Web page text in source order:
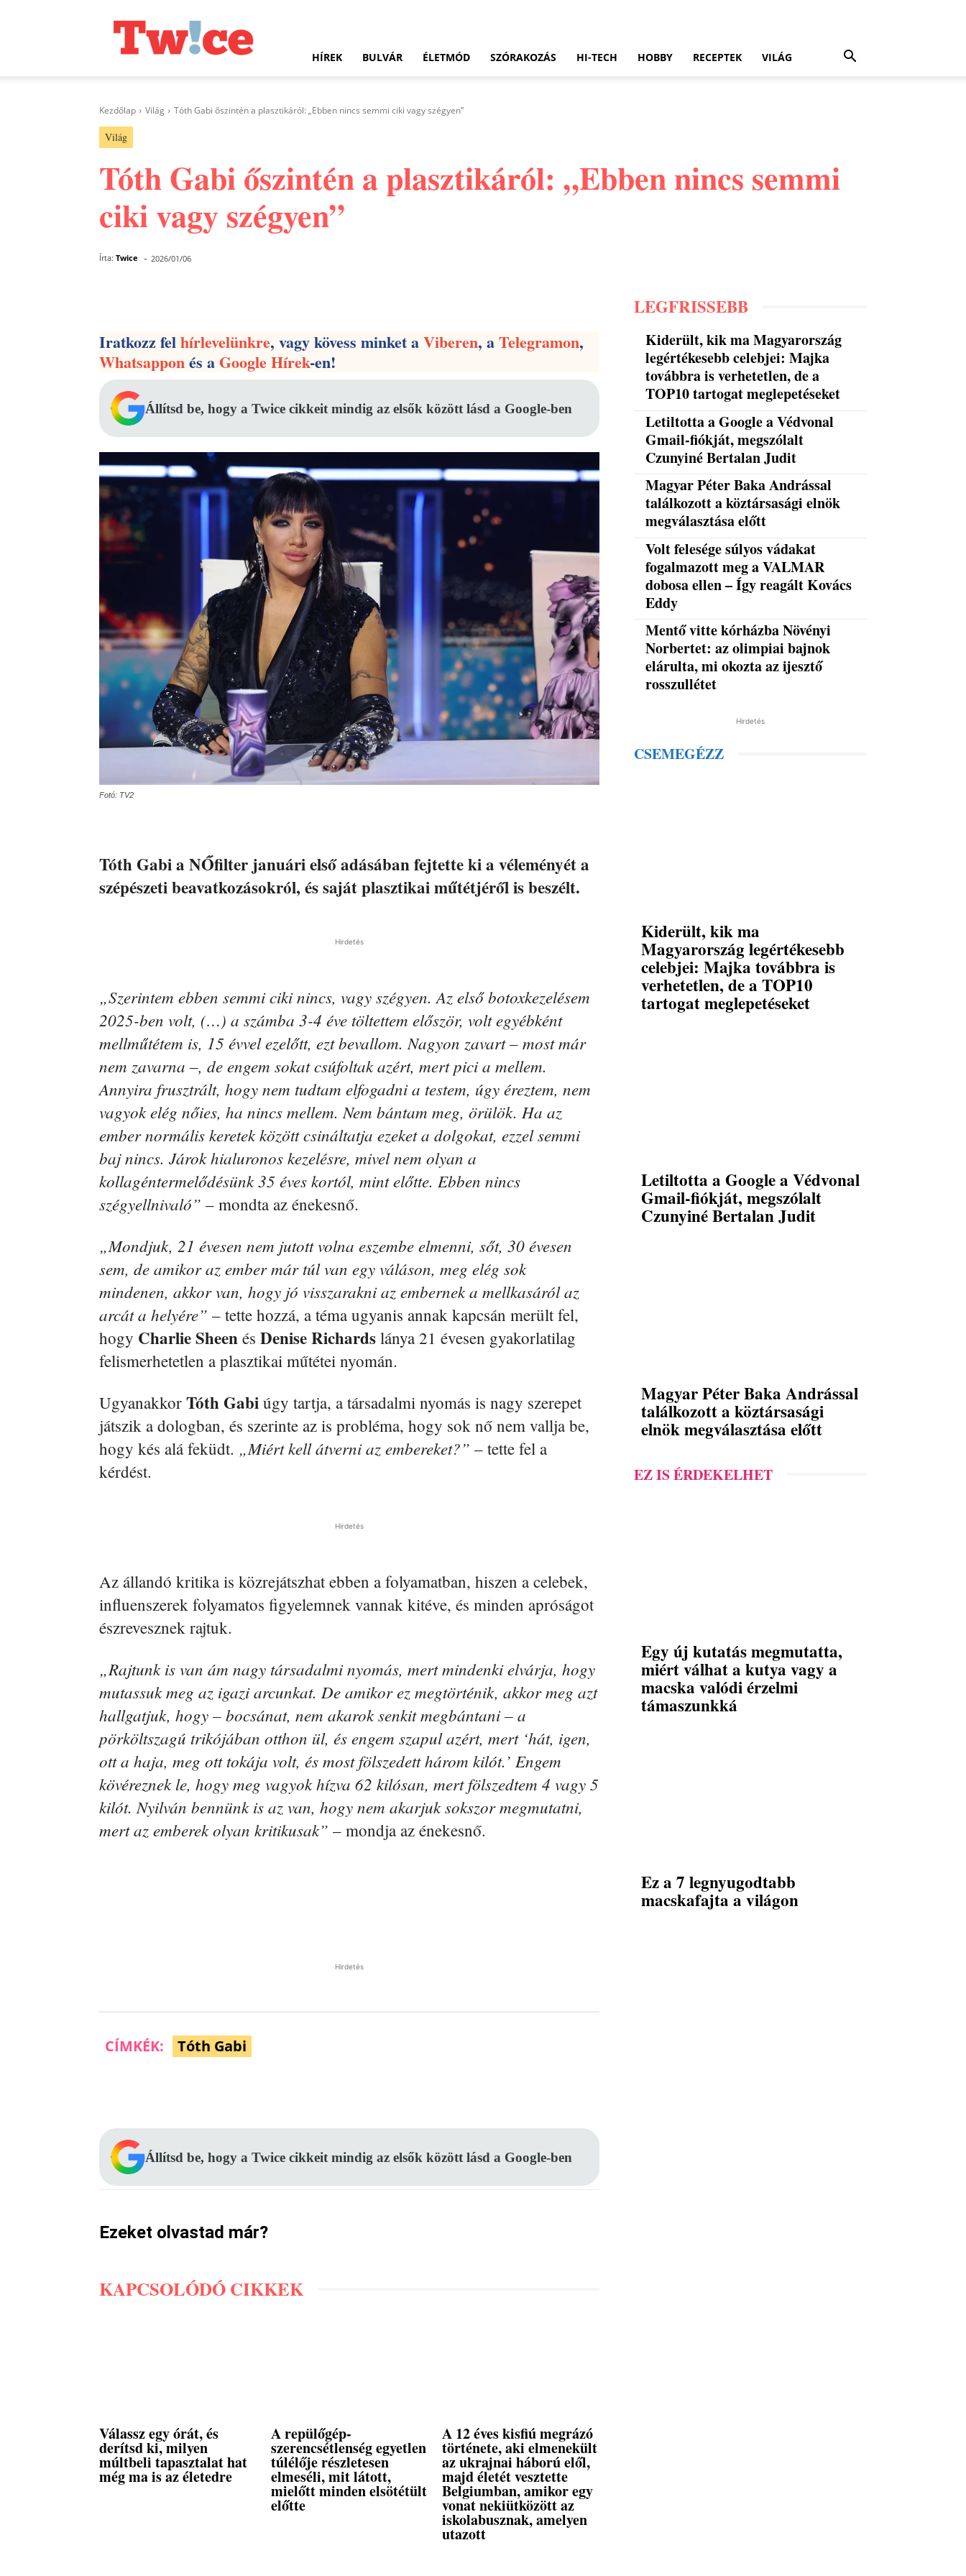
HÍREK BULVÁR ÉLETMÓD SZÓRAKOZÁS HI-TECH HOBBY RECEPTEK VILÁG
Kezdőlap Világ Tóth Gabi őszintén a plasztikáról: „Ebben nincs semmi ciki vagy szégyen”
Világ
Tóth Gabi őszintén a plasztikáról: „Ebben nincs semmi
ciki vagy szégyen”
Írta: Twice - 2026/01/06
Iratkozz felhírlevelünkre, vagy kövess minket aViberen, aTelegramon,
Whatsapponés aGoogle Hírek-en!
Állítsd be, hogy a Twice cikkeit mindig az elsők között lásd a Google-ben
Fotó: TV2
Tóth Gabi a NŐfilter januári első adásában fejtette ki a véleményét a
szépészeti beavatkozásokról, és saját plasztikai műtétjéről is beszélt.
Hirdetés
„Szerintem ebben semmi ciki nincs, vagy szégyen. Az első botoxkezelésem
2025-ben volt, (…) a számba 3-4 éve töltettem először, volt egyébként
mellműtétem is, 15 évvel ezelőtt, ezt bevallom. Nagyon zavart – most már
nem zavarna –, de engem sokat csúfoltak azért, mert pici a mellem.
Annyira frusztrált, hogy nem tudtam elfogadni a testem, úgy éreztem, nem
vagyok elég nőies, ha nincs mellem. Nem bántam meg, örülök. Ha az
ember normális keretek között csináltatja ezeket a dolgokat, ezzel semmi
baj nincs. Járok hialuronos kezelésre, mivel nem olyan a
kollagéntermelődésünk 35 éves kortól, mint előtte. Ebben nincs
szégyellnivaló” – mondta az énekesnő.
„Mondjuk, 21 évesen nem jutott volna eszembe elmenni, sőt, 30 évesen
sem, de amikor az ember már túl van egy váláson, meg elég sok
mindenen, akkor van, hogy jó visszarakni az embernek a mellkasáról az
arcát a helyére” – tette hozzá, a téma ugyanis annak kapcsán merült fel,
hogy CharlieSheen és DeniseRichards lánya 21 évesen gyakorlatilag
felismerhetetlen a plasztikai műtétei nyomán.
Ugyanakkor Tóth Gabi úgy tartja, a társadalmi nyomás is nagy szerepet
játszik a dologban, és szerinte az is probléma, hogy sok nő nem vallja be,
hogy kés alá feküdt. „Miért kell átverni az embereket?” – tette fel a
kérdést.
Hirdetés
Az állandó kritika is közrejátszhat ebben a folyamatban, hiszen a celebek,
influenszerek folyamatos figyelemnek vannak kitéve, és minden apróságot
észrevesznek rajtuk.
„Rajtunk is van ám nagy társadalmi nyomás, mert mindenki elvárja, hogy
mutassuk meg az igazi arcunkat. De amikor ez megtörténik, akkor meg azt
hallgatjuk, hogy – bocsánat, nem akarok senkit megbántani – a
pörköltszagú trikójában otthon ül, és engem szapul azért, mert ‘hát, igen,
ott a haja, meg ott tokája volt, és most fölszedett három kilót.’ Engem
kövéreznek le, hogy meg vagyok hízva 62 kilósan, mert fölszedtem 4 vagy 5
kilót. Nyilván bennünk is az van, hogy nem akarjuk sokszor megmutatni,
mert az emberek olyan kritikusak” – mondja az énekesnő.
Hirdetés
CÍMKÉK: Tóth Gabi
Állítsd be, hogy a Twice cikkeit mindig az elsők között lásd a Google-ben
Ezeket olvastad már?
KAPCSOLÓDÓ CIKKEK
Válassz egy órát, és
derítsd ki, milyen
múltbeli tapasztalat hat
még ma is az életedre
A repülőgép-
szerencsétlenség egyetlen
túlélője részletesen
elmeséli, mit látott,
mielőtt minden elsötétült
előtte
A 12 éves kisfiú megrázó
története, aki elmenekült
az ukrajnai háború elől,
majd életét vesztette
Belgiumban, amikor egy
vonat nekiütközött az
iskolabusznak, amelyen
utazott
LEGFRISSEBB
Kiderült, kik ma Magyarország
legértékesebb celebjei: Majka
továbbra is verhetetlen, de a
TOP10 tartogat meglepetéseket
Letiltotta a Google a Védvonal
Gmail-fiókját, megszólalt
Czunyiné Bertalan Judit
Magyar Péter Baka Andrással
találkozott a köztársasági elnök
megválasztása előtt
Volt felesége súlyos vádakat
fogalmazott meg a VALMAR
dobosa ellen – Így reagált Kovács
Eddy
Mentő vitte kórházba Növényi
Norbertet: az olimpiai bajnok
elárulta, mi okozta az ijesztő
rosszullétet
Hirdetés
CSEMEGÉZZ
Kiderült, kik ma
Magyarország legértékesebb
celebjei: Majka továbbra is
verhetetlen, de a TOP10
tartogat meglepetéseket
Letiltotta a Google a Védvonal
Gmail-fiókját, megszólalt
Czunyiné Bertalan Judit
Magyar Péter Baka Andrással
találkozott a köztársasági
elnök megválasztása előtt
EZ IS ÉRDEKELHET
Egy új kutatás megmutatta,
miért válhat a kutya vagy a
macska valódi érzelmi
támaszunkká
Ez a 7 legnyugodtabb
macskafajta a világon